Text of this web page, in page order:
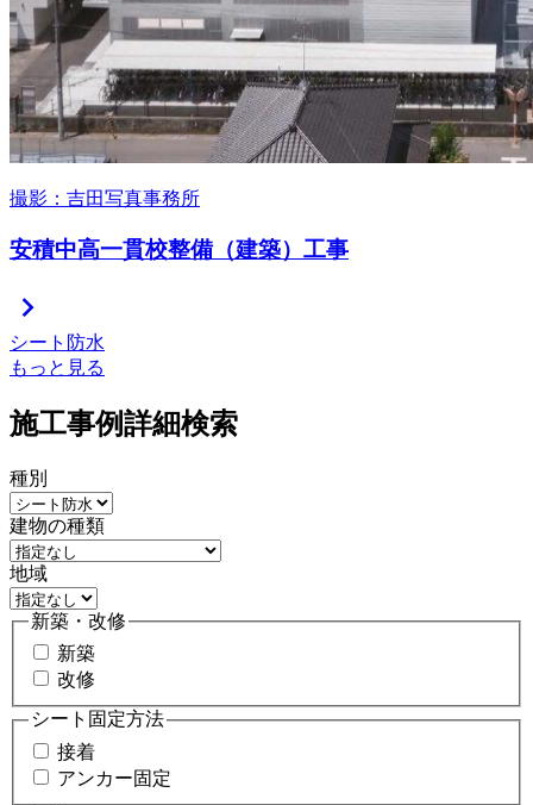
撮影：吉田写真事務所
安積中高一貫校整備（建築）工事
chevron_right
シート防水
もっと見る
施工事例詳細検索
種別
建物の種類
地域
新築・改修
新築
改修
シート固定方法
接着
アンカー固定